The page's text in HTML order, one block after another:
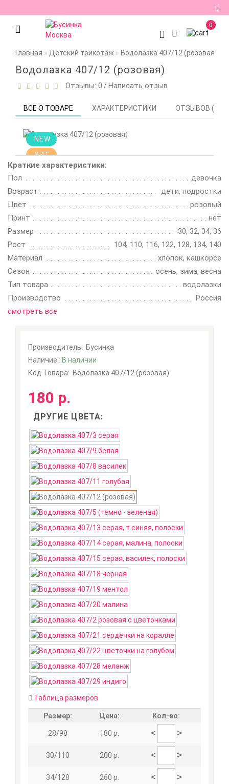
Регистрация
0
Главная Детский трикотаж Водолазка 407/12 (розовая)
Водолазка 407/12 (розовая)
Отзывы: 0 /Написать отзыв
ВСЕ О ТОВАРЕ ХАРАКТЕРИСТИКИ ОТЗЫВОВ (0)
NEW
ХИТ
Краткие характеристики:
Пол
девочка
Возраст
дети, подростки
Цвет
розовый
Принт
нет
Размер
30, 32, 34, 36
Рост
104, 110, 116, 122, 128, 134, 140
Материал
хлопок, кашкорсе
Сезон
осень, зима, весна
Тип товара
водолазки
Производство
Россия
смотреть все
Производитель: Бусинка
Наличие: В наличии
Код Товара: Водолазка 407/12 (розовая)
180 р.
ДРУГИЕ ЦВЕТА:
Таблица размеров
Размер: Цена: Кол-во:
28/98 180 р. < >
30/110 200 р. < >
34/128 260 р. < >